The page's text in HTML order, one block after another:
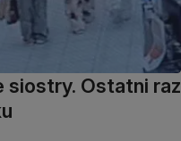
siostry. Ostatni raz